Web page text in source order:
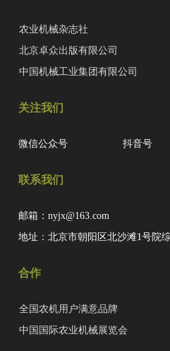
农业机械杂志社
北京卓众出版有限公司
中国机械工业集团有限公司
关注我们
微信公众号 抖音号
联系我们
邮箱：nyjx@163.com
地址：北京市朝阳区北沙滩1号院
合作
全国农机用户满意品牌
中国国际农业机械展览会